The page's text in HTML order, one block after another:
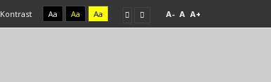
Kontrast Aa Aa Aa A- A A+